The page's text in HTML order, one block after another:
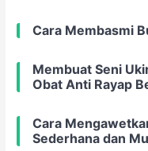
Cara Membasmi
Membuat Seni
Obat Anti Rayap
Cara
Sederhana dan